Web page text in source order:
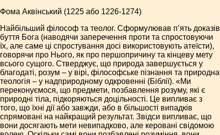
Фома Аквінський (1225 або 1226-1274)
Найбільший філософ та теолог. Сформулював п’ять доказів
буття Бога (наводячи заперечення проти та спростовуючи
їх, але саме ці спростування досі використовують атеїсти),
говорячи про Нього, як про першопричину та кінцеву мету
всього сущого. Стверджує, що природа завершується у
благодаті, розум – у вірі, філософське пізнання та природна
теологія – у надприродному одкровенні (Біблії). «Ми
переконуємося, що предмети, позбавлення розуму, які є
природні тіла, підкоряються доцільності. Це випливає з
того, що їхні дії або завжди, або в більшості випадків
спрямовані на найкращий результат. Звідси випливає, що
вони досягають мети невипадково, але керовані свідомою